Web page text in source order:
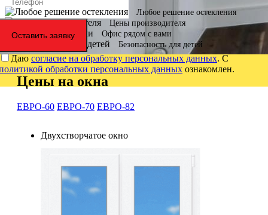
Оставить заявку
Даю согласие на обработку персональных данных. С
обработки персональных данных ознакомлен.
Любое решение остекления
Цены производителя
Офис рядом с вами
Безопасность для детей
Цены на окна
ЕВРО-60 ЕВРО-70 ЕВРО-82
Двухстворчатое окно